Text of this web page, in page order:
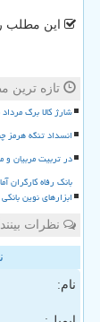
این مطلب
تازه ترین
شارژ کالا برگ
انسداد تنگه هرمز
در تربیت مربیان
بانک رفاه کارگران
ابزارهای نوین
نظرات
نام: